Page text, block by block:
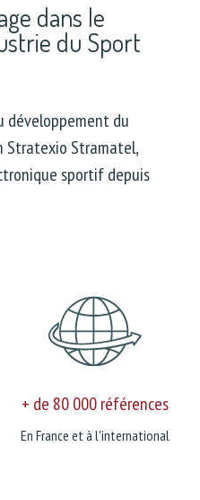
dans le
du Sport
développement du
Stratexio Stramatel,
sportif depuis
+ de 80 000 références
En France et à l'international